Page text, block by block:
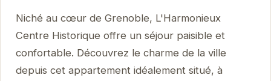
Niché au cœur de Grenoble, L'Harmonieux
Centre Historique offre un séjour paisible et
confortable. Découvrez le charme de la ville
depuis cet appartement idéalement situé, à